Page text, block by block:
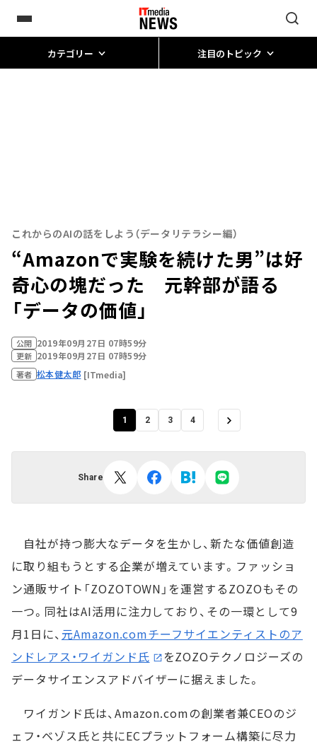
カテゴリー 注目のトピック
これからのAIの話をしよう（データリテラシー編）
“Amazonで実験を続けた男”は好
奇心の塊だった 元幹部が語る
「データの価値」
公開 2019年09月27日 07時59分
更新 2019年09月27日 07時59分
著者 松本健太郎 [ITmedia]
1 2 3 4
Share
自社が持つ膨大なデータを生かし、新たな価値創造
に取り組もうとする企業が増えています。ファッショ
ン通販サイト「ZOZOTOWN」を運営するZOZOもその
一つ。同社はAI活用に注力しており、その一環として9
月1日に、 元Amazon.comチーフサイエンティストのア
ンドレアス・ワイガンド氏
をZOZOテクノロジーズの
データサイエンスアドバイザーに据えました。
ワイガンド氏は、Amazon.comの創業者兼CEOのジ
ェフ・ベゾス氏と共にECプラットフォーム構築に尽力